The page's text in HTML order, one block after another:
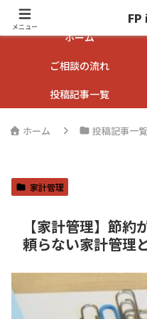
FP
ホーム
ご相談の流れ
投稿記事一覧
ホーム 投稿記事一覧
家計管理
【家計管理】節
頼らない家計管理
メニュー